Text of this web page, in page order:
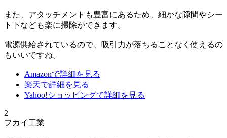
また、アタッチメントも豊富にあるため、細かな隙間やシー
ト下なども楽に掃除ができます。
電源供給されているので、吸引力が落ちることなく使えるの
もいいですね。
Amazonで詳細を見る
楽天で詳細を見る
Yahoo!ショッピングで詳細を見る
2
フカイ工業